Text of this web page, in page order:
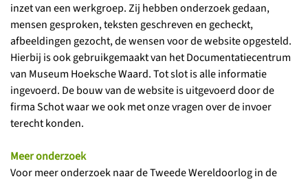
inzet van een werkgroep. Zij hebben onderzoek gedaan,
mensen gesproken, teksten geschreven en gecheckt,
afbeeldingen gezocht, de wensen voor de website opgesteld.
Hierbij is ook gebruikgemaakt van het Documentatiecentrum
van Museum Hoeksche Waard. Tot slot is alle informatie
ingevoerd. De bouw van de website is uitgevoerd door de
firma Schot waar we ook met onze vragen over de invoer
terecht konden.
Meer onderzoek
Voor meer onderzoek naar de Tweede Wereldoorlog in de